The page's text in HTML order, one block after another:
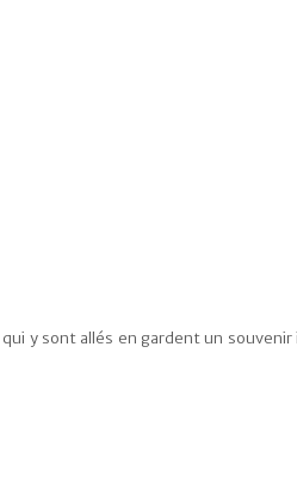
y sont allés en gardent un souvenir